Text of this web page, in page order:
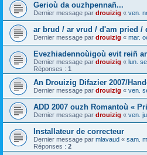
Gerioù da ouzhpennañ...
Dernier message par drouizig « ven.
ar brud / ar vrud / d'am pried /
Dernier message par drouizig « mar.
Evezhiadennoùigoù evit reiñ
Dernier message par drouizig « lun.
Réponses : 1
An Drouizig Difazier 2007/
Dernier message par drouizig « ven.
ADD 2007 ouzh Romantoù «
Dernier message par drouizig « ven.
Installateur de correcteur
Dernier message par mlavaud « sam.
Réponses : 2